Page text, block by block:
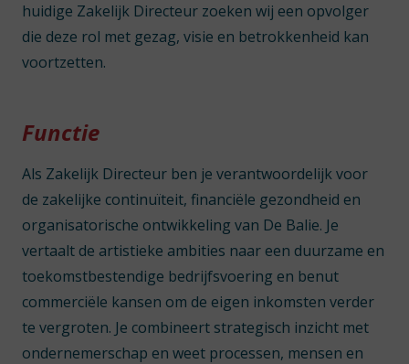
huidige Zakelijk Directeur zoeken wij een opvolger
die deze rol met gezag, visie en betrokkenheid kan
voortzetten.
Functie
Als Zakelijk Directeur ben je verantwoordelijk voor
de zakelijke continuïteit, financiële gezondheid en
organisatorische ontwikkeling van De Balie. Je
vertaalt de artistieke ambities naar een duurzame en
toekomstbestendige bedrijfsvoering en benut
commerciële kansen om de eigen inkomsten verder
te vergroten. Je combineert strategisch inzicht met
ondernemerschap en weet processen, mensen en